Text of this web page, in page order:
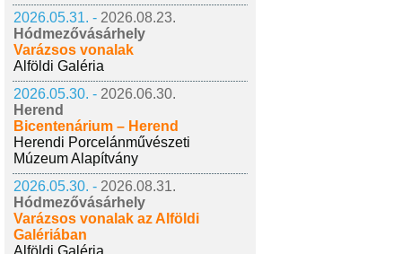
2026.05.31. - 2026.08.23.
Hódmezővásárhely
Varázsos vonalak
Alföldi Galéria
2026.05.30. - 2026.06.30.
Herend
Bicentenárium – Herend
Herendi Porcelánművészeti
Múzeum Alapítvány
2026.05.30. - 2026.08.31.
Hódmezővásárhely
Varázsos vonalak az Alföldi
Galériában
Alföldi Galéria